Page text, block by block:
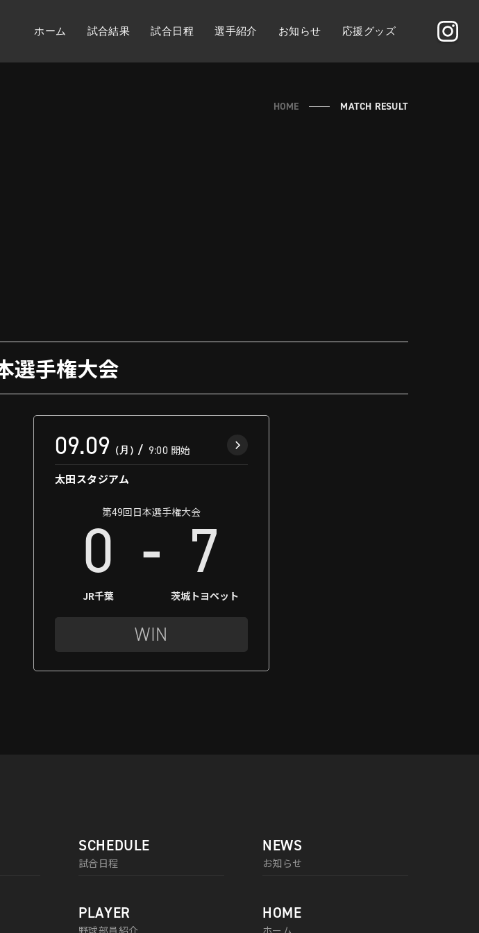
ホーム 試合結果 試合日程 選手紹介 お知らせ 応援グッズ
HOME MATCH RESULT
選手権大会
09.09 （月） 9:00 開始
太田スタジアム
第49回日本選手権大会
0
JR千葉
- 7
茨城トヨペット
WIN
SCHEDULE
試合日程
PLAYER
野球部員紹介
NEWS
お知らせ
HOME
ホーム